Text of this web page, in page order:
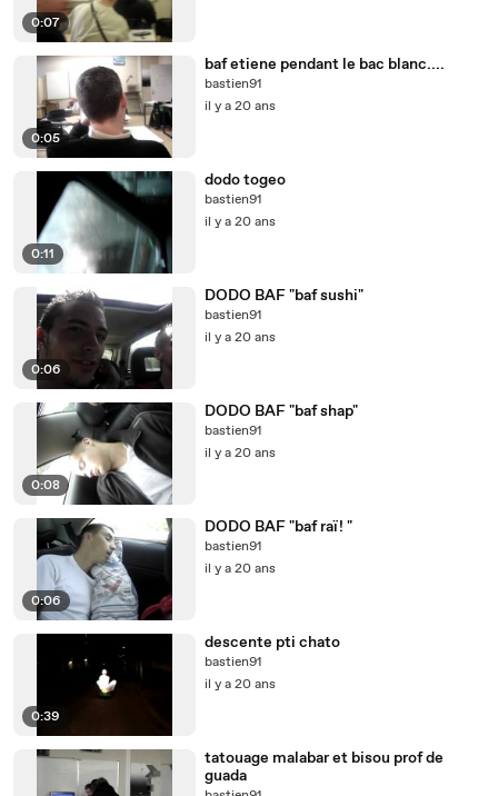
0:07
0:05
baf etiene pendant le bac blanc....
bastien91
il y a 20 ans
0:11
dodo togeo
bastien91
il y a 20 ans
0:06
DODO BAF "baf sushi"
bastien91
il y a 20 ans
0:08
DODO BAF "baf shap"
bastien91
il y a 20 ans
0:06
DODO BAF "baf raï! "
bastien91
il y a 20 ans
0:39
descente pti chato
bastien91
il y a 20 ans
tatouage malabar et bisou prof de
guada